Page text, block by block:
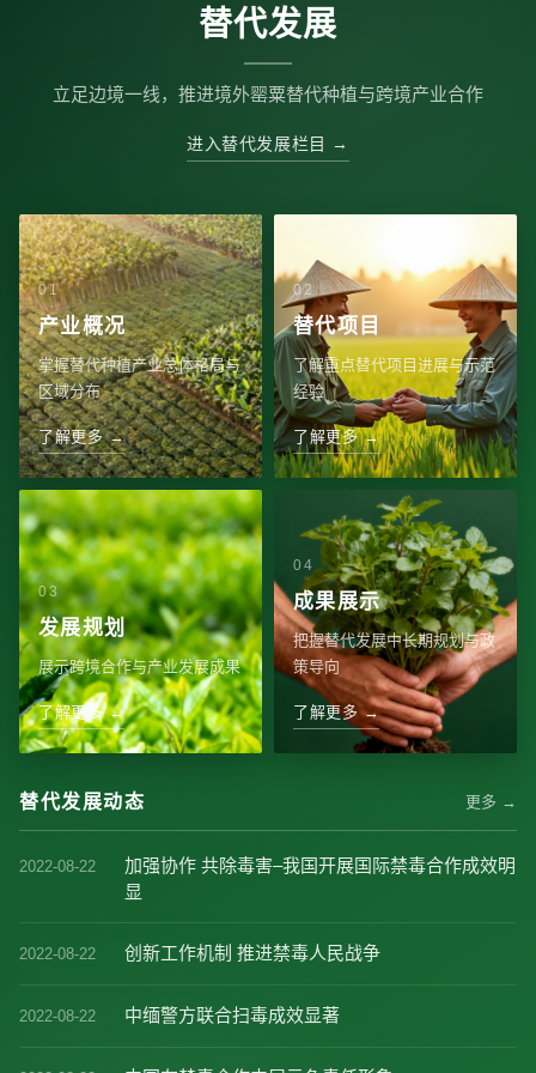
替代发展
立足边境一线，推进境外罂粟替代种植与跨境产业合作
进入替代发展栏目 →
产业概况
掌握替代种植产业总体格局与
区域分布
了解更多 →
替代项目
了解重点替代项目进展与示范
经验
了解更多 →
发展规划
展示跨境合作与产业发展成果
了解更多 →
成果展示
把握替代发展中长期规划与政
策导向
了解更多 →
替代发展动态 更多 →
2022-08-22
加强协作 共除毒害–我国开展国际禁毒合作成效明
显
2022-08-22 创新工作机制 推进禁毒人民战争
2022-08-22 中缅警方联合扫毒成效显著